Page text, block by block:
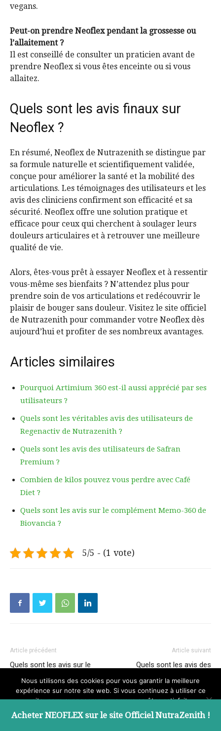
vegans.
Peut-on prendre Neoflex pendant la grossesse ou
l’allaitement ?
Il est conseillé de consulter un praticien avant de
prendre Neoflex si vous êtes enceinte ou si vous
allaitez.
Quels sont les avis finaux sur
Neoflex ?
En résumé, Neoflex de Nutrazenith se distingue par
sa formule naturelle et scientifiquement validée,
conçue pour améliorer la santé et la mobilité des
articulations. Les témoignages des utilisateurs et les
avis des cliniciens confirment son efficacité et sa
sécurité. Neoflex offre une solution pratique et
efficace pour ceux qui cherchent à soulager leurs
douleurs articulaires et à retrouver une meilleure
qualité de vie.
Alors, êtes-vous prêt à essayer Neoflex et à ressentir
vous-même ses bienfaits ? N’attendez plus pour
prendre soin de vos articulations et redécouvrir le
plaisir de bouger sans douleur. Visitez le site officiel
de Nutrazenith pour commander votre Neoflex dès
aujourd’hui et profiter de ses nombreux avantages.
Articles similaires
Pourquoi Artimium 360 est-il aussi apprécié par ses
utilisateurs ?
Quels sont les véritables avis des utilisateurs de
Regenactiv de Nutrazenith ?
Quels sont les avis des utilisateurs de Safran
Premium ?
Combien de kilos pouvez vous perdre avec Café
Diet ?
Quels sont les avis sur le complément Memo-360 de
Biovancia ?
5/5 - (1 vote)
Acheter NEOFLEX sur le site Officiel NutraZenith !
Article précédent
Quels sont les avis sur le
Biovancia ?
Article suivant
Quels sont les avis des
ARTICLES CONNEXES PLUS DE L'AUTEUR
Nous utilisons des cookies pour vous garantir la meilleure
expérience sur notre site web. Si vous continuez à utiliser ce
site, nous supposerons que vous en êtes satisfait.
Ok